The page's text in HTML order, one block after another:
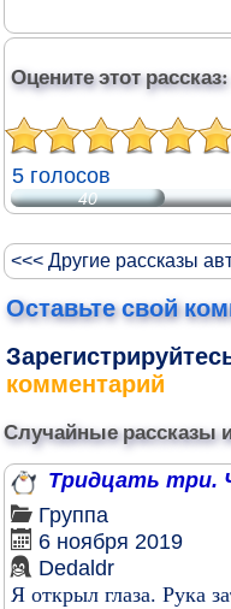
Оцените этот рассказ:
5 голосов
40
<<< Другие рассказы
Оставьте свой
комментарий
Случайные рассказы
Тридцать три.
Группа
6 ноября 2019
Dedaldr
Я открыл глаза. Рука